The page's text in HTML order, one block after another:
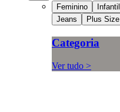
Feminino Infantil
Jeans
Plus Size
Categoria
Ver tudo >